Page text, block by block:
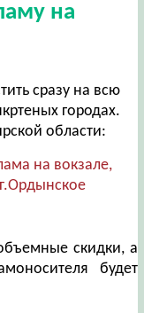
на
сразу на всю
городах.
области:
на вокзале,
г.Ордынское
скидки, а
будет